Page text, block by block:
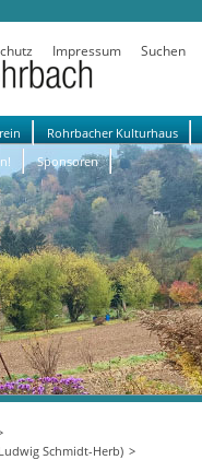
Impressum Suchen
Rohrbacher Kulturhaus
Sponsoren
Schmidt-Herb)